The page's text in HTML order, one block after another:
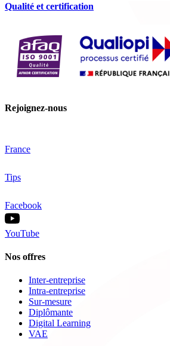
Qualité et certification
Rejoignez-nous
France
Tips
Facebook
YouTube
Nos offres
Inter-entreprise
Intra-entreprise
Sur-mesure
Diplômante
Digital Learning
VAE